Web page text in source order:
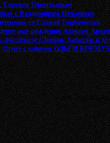
Сергеем Терентьевым
с Владимиром Нечаевым
со Славой Горбачёвым
дня рождения Алексея
фестивале (Легион, Sаботаж и
Отчёт с юбилея ОЛЬГИ
© 2003 - 2026